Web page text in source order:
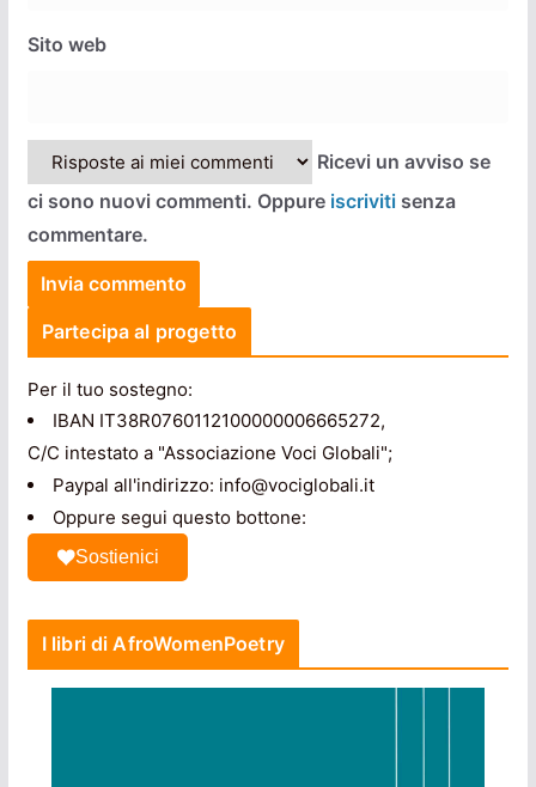
Sito web
Ricevi un avviso se
ci sono nuovi commenti. Oppure iscrivitisenza
commentare.
Partecipa al progetto
Per il tuo sostegno:
IBAN IT38R0760112100000006665272,
C/C intestato a "Associazione Voci Globali";
Paypal all'indirizzo: info@vociglobali.it
Oppure segui questo bottone:
Sostienici
I libri di AfroWomenPoetry